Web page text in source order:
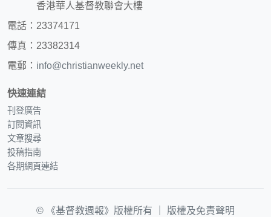
香港華人基督教聯會大樓
電話：23374171
傳真：23382314
電郵： info@christianweekly.net
快速連結
刊登廣告
訂閱資訊
文章搜尋
投稿指南
各期網頁連結
© 《基督教週報》版權所有 ｜ 版權及免責聲明